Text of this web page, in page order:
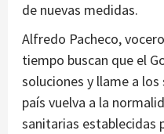
de nuevas medidas.
Alfredo Pacheco,
tiempo buscan que el
soluciones y llame a
país vuelva a la
sanitarias establecidas